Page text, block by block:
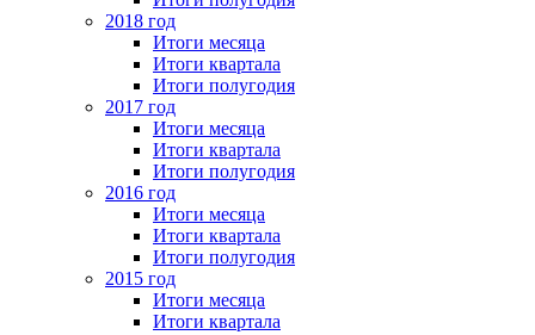
2018 год
Итоги месяца
Итоги квартала
Итоги полугодия
2017 год
Итоги месяца
Итоги квартала
Итоги полугодия
2016 год
Итоги месяца
Итоги квартала
Итоги полугодия
2015 год
Итоги месяца
Итоги квартала